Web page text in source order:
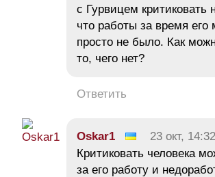
с Гурвицем критиковать
что работы за время его
просто не было. Как
то, чего нет?
Ответить
Oskar1 23 окт, 14:32
Критиковать человека
за его работу и